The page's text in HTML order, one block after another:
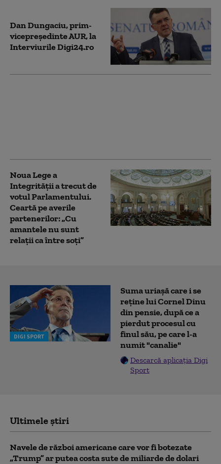
Dan Dungaciu, prim-
vicepreședinte AUR, la
Interviurile Digi24.ro
Noua Lege a
Integrității a trecut de
votul Parlamentului.
Ceartă pe averile
partenerilor: „Cu
amantele nu sunt
relații ca între soți”
DIGI SPORT
Suma uriașă care i se
reține lui Cornel Dinu
din pensie, după ce a
pierdut procesul cu
finul său, pe care l-a
numit "canalie"
Descarcă aplicația Digi
Sport
Ultimele știri
Navele de război americane care vor fi botezate
„Trump” ar putea costa sute de miliarde de dolari